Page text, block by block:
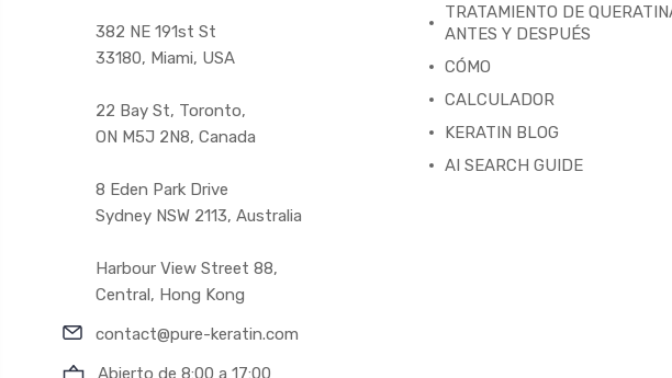
382 NE 191st St
33180, Miami, USA
22 Bay St, Toronto,
ON M5J 2N8, Canada
8 Eden Park Drive
Sydney NSW 2113, Australia
Harbour View Street 88,
Central, Hong Kong
contact@pure-keratin.com
Abierto de 8:00 a 17:00
TRATAMIENTO DE
ANTES Y DESPUÉS
CÓMO
CALCULADOR
KERATIN BLOG
AI SEARCH GUIDE